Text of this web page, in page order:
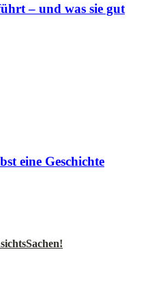
– und was sie gut
eine Geschichte